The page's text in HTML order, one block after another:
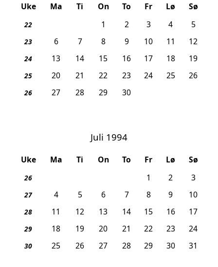
Uke Ma Ti On To Fr Lø Sø
22 1 2 3 4 5
23 6 7 8 9 10 11 12
24 13 14 15 16 17 18 19
25 20 21 22 23 24 25 26
26 27 28 29 30
Juli 1994
Uke Ma Ti On To Fr Lø Sø
26 1 2 3
27 4 5 6 7 8 9 10
28 11 12 13 14 15 16 17
29 18 19 20 21 22 23 24
30 25 26 27 28 29 30 31